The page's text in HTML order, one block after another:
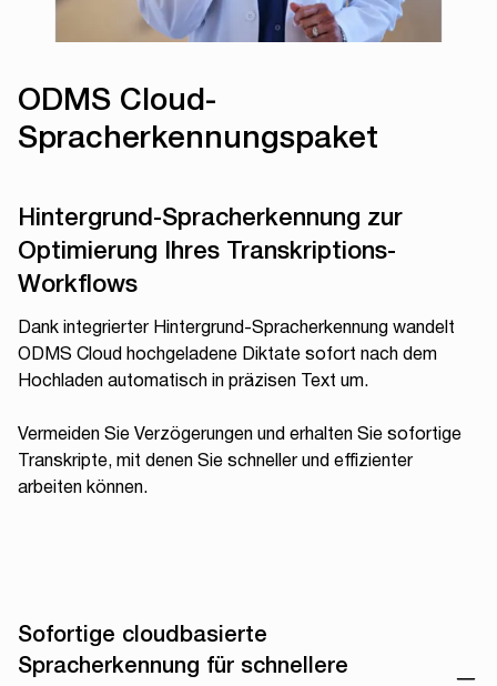
ODMS Cloud-
Spracherkennungspaket
Hintergrund-Spracherkennung zur
Optimierung Ihres Transkriptions-
Workflows
Dank integrierter Hintergrund-Spracherkennung wandelt
ODMS Cloud hochgeladene Diktate sofort nach dem
Hochladen automatisch in präzisen Text um.
Vermeiden Sie Verzögerungen und erhalten Sie sofortige
Transkripte, mit denen Sie schneller und effizienter
arbeiten können.
Sofortige cloudbasierte
Spracherkennung für schnellere